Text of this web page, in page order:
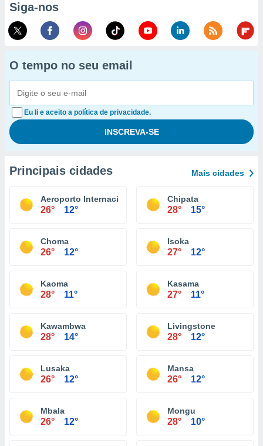
Siga-nos
O tempo no seu email
Eu li e aceito a política de privacidade.
Principais cidades Mais cidades
Aeroporto Internacional de Lusaka
26° 12°
Chipata
28° 15°
Choma
26° 12°
Isoka
27° 12°
Kaoma
28° 11°
Kasama
27° 11°
Kawambwa
28° 14°
Livingstone
28° 12°
Lusaka
26° 12°
Mansa
26° 12°
Mbala
26° 12°
Mongu
28° 10°